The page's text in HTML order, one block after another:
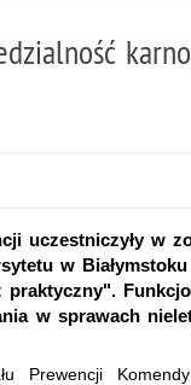
uczestniczyły w
w
w sprawach
Prewencji